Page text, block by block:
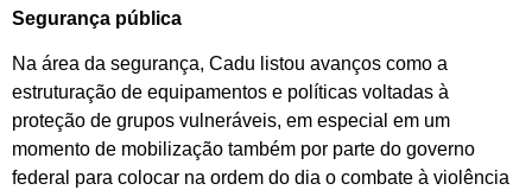
Segurança pública
Na área da segurança, Cadu listou avanços como a
estruturação de equipamentos e políticas voltadas à
proteção de grupos vulneráveis, em especial em um
momento de mobilização também por parte do governo
federal para colocar na ordem do dia o combate à violência